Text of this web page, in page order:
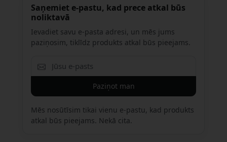
Saņemiet e-pastu, kad prece atkal būs
noliktavā
Ievadiet savu e-pasta adresi, un mēs jums
paziņosim, tiklīdz produkts atkal būs pieejams.
Paziņot man
Mēs nosūtīsim tikai vienu e-pastu, kad produkts
atkal būs pieejams. Nekā cita.